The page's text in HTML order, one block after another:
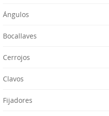
Ángulos
Bocallaves
Cerrojos
Clavos
Fijadores